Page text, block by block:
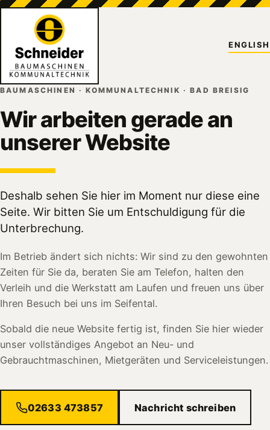
ENGLISH
BAUMASCHINEN · KOMMUNALTECHNIK · BAD BREISIG
Wir arbeiten gerade an
unserer Website
Deshalb sehen Sie hier im Moment nur diese eine
Seite. Wir bitten Sie um Entschuldigung für die
Unterbrechung.
Im Betrieb ändert sich nichts: Wir sind zu den gewohnten
Zeiten für Sie da, beraten Sie am Telefon, halten den
Verleih und die Werkstatt am Laufen und freuen uns über
Ihren Besuch bei uns im Seifental.
Sobald die neue Website fertig ist, finden Sie hier wieder
unser vollständiges Angebot an Neu- und
Gebrauchtmaschinen, Mietgeräten und Serviceleistungen.
02633 473857 Nachricht schreiben